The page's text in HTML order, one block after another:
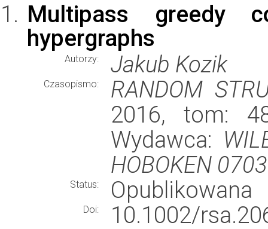
Multipass greedy
hypergraphs
Autorzy: Jakub Kozik
Czasopismo:
RANDOM
2016, tom:
Wydawca:
HOBOKEN
Status: Opublikowana
Doi:
10.1002/